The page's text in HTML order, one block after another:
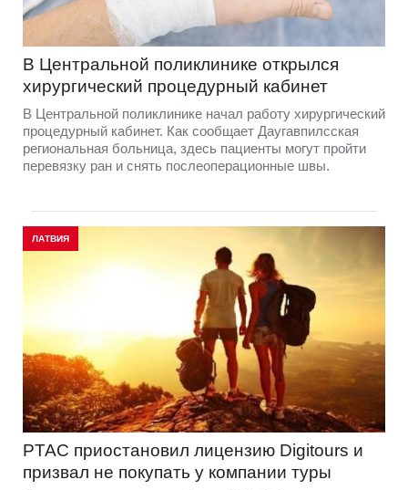
В Центральной поликлинике открылся
хирургический процедурный кабинет
В Центральной поликлинике начал работу хирургический
процедурный кабинет. Как сообщает Даугавпилсская
региональная больница, здесь пациенты могут пройти
перевязку ран и снять послеоперационные швы.
ЛАТВИЯ
PTAC приостановил лицензию Digitours и
призвал не покупать у компании туры